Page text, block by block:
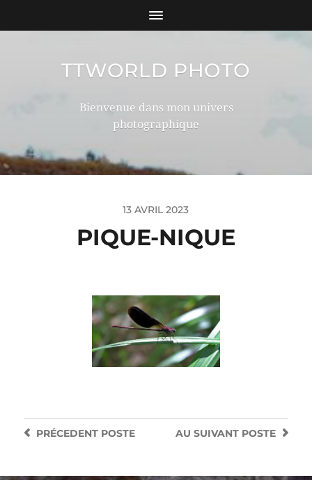
TTWORLD PHOTO
Bienvenue dans mon univers
photographique
13 AVRIL 2023
PIQUE-NIQUE
AU SUIVANT POSTE
PRÉCEDENTPOSTE